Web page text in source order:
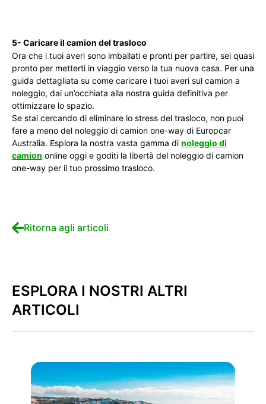
5- Caricare il camion del trasloco
Ora che i tuoi averi sono imballati e pronti per partire, sei quasi
pronto per metterti in viaggio verso la tua nuova casa. Per una
guida dettagliata su come caricare i tuoi averi sul camion a
noleggio, dai un’occhiata alla nostra guida definitiva per
ottimizzare lo spazio.
Se stai cercando di eliminare lo stress del trasloco, non puoi
fare a meno del noleggio di camion one-way di Europcar
Australia. Esplora la nostra vasta gamma di noleggio di
camion online oggi e goditi la libertà del noleggio di camion
one-way per il tuo prossimo trasloco.
Ritorna agli articoli
ESPLORA I NOSTRI ALTRI
ARTICOLI